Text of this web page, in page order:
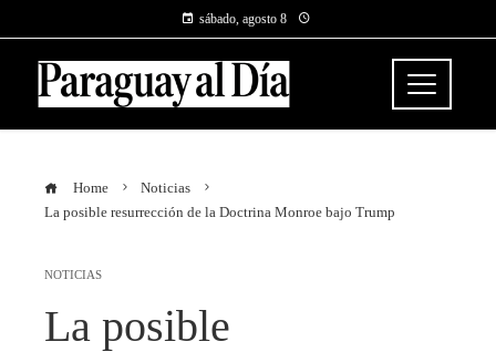
sábado, agosto 8
Home
Noticias
La posible resurrección de la Doctrina Monroe bajo Trump
NOTICIAS
La posible